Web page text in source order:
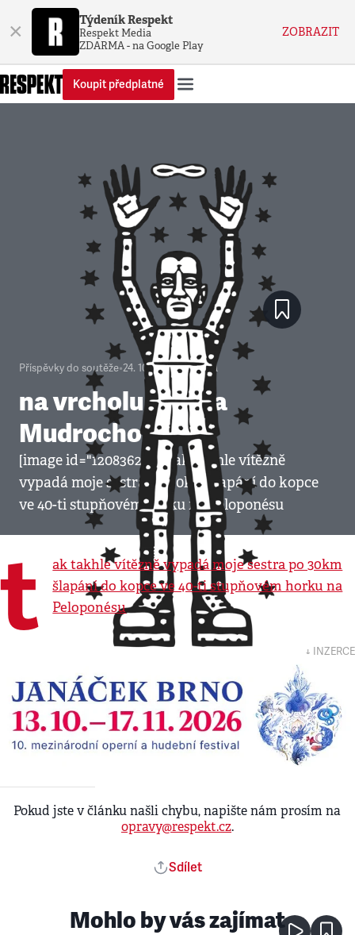
× Týdeník Respekt
Respekt Media
ZDARMA - na Google Play
ZOBRAZIT
Koupit předplatné
Příspěvky do soutěže•24. 10. 2008•1minuta
na vrcholu (Šárka
Mudrochová)
[image id="120836210"] tak takhle vítězně
vypadá moje sestra po 30km šlapání do kopce
ve 40-ti stupňovém horku na Peloponésu
t
ak takhle vítězně vypadá moje sestra po 30km
šlapání do kopce ve 40-ti stupňovém horku na
Peloponésu
↓ INZERCE
Pokud jste v článku našli chybu, napište nám prosím na
opravy@respekt.cz.
Sdílet
Mohlo by vás zajímat